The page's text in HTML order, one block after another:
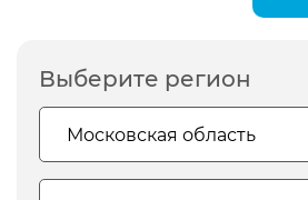
Выберите регион